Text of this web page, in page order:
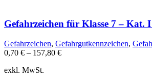
Varianten
Die
Optionen
Gefahrzeichen für Klasse 7 – Kat. I
Gefahrzeichen, Gefahrgutkennzeichen,
0,70 € – 157,80 €
exkl. MwSt.